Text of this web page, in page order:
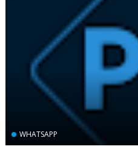
WHATSAPP